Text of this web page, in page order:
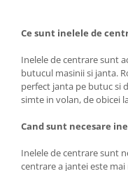
Ce sunt inelele de
Inelele de centrare sunt
butucul masinii si janta.
perfect janta pe butuc si
simte in volan, de obicei
Cand sunt necesare
Inelele de centrare sunt
centrare a jantei este